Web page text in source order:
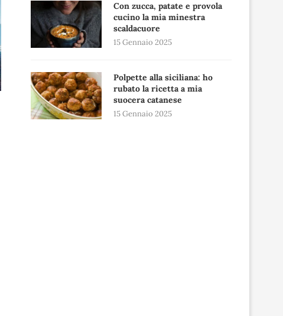
Con zucca, patate e provola
cucino la mia minestra
scaldacuore
15 Gennaio 2025
Polpette alla siciliana: ho
rubato la ricetta a mia
suocera catanese
15 Gennaio 2025